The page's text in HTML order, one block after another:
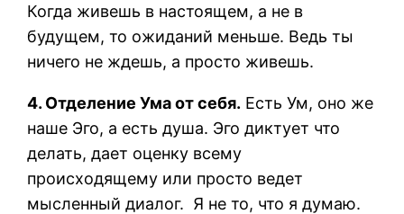
Когда живешь в настоящем, а не в
будущем, то ожиданий меньше. Ведь ты
ничего не ждешь, а просто живешь.
4. Отделение Ума от себя. Есть Ум, оно же
наше Эго, а есть душа. Эго диктует что
делать, дает оценку всему
происходящему или просто ведет
мысленный диалог. Я не то, что я думаю.